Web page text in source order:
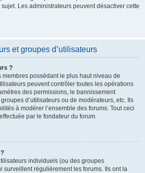
Les administrateurs peuvent désactiver cette
et groupes d’utilisateurs
?
membres possédant le plus haut niveau de
peuvent contrôler toutes les opérations
des permissions, le bannissement
d’utilisateurs ou de modérateurs, etc. Ils
à modérer l’ensemble des forums. Tout ceci
par le fondateur du forum.
individuels (ou des groupes
surveillent régulièrement les forums. Ils ont la